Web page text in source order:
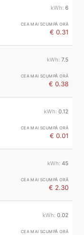
6
€ 0.31
7.5
€ 0.38
0.12
€ 0.01
45
€ 2.30
0.02